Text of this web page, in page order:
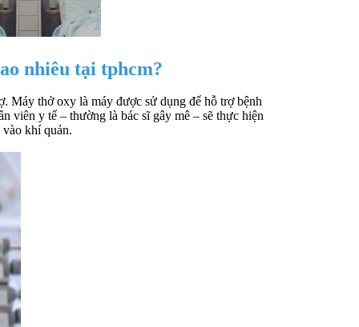
nhiêu tại tphcm?
Máy thở oxy là máy được sử dụng để hỗ trợ bệnh
viên y tế – thường là bác sĩ gây mê – sẽ thực hiện
khí quản.